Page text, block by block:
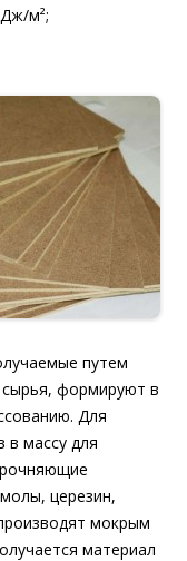
м²;
путем
сырья, формируют в
Для
в массу для
церезин,
мокрым
материал